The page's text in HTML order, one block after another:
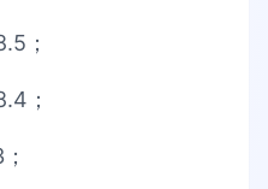
；
；